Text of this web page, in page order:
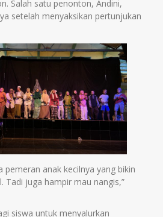
Salah satu penonton, Andini,
setelah menyaksikan pertunjukan
pemeran anak kecilnya yang bikin
Tadi juga hampir mau nangis,”
siswa untuk menyalurkan